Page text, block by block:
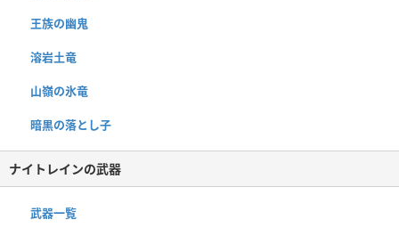
王族の幽鬼
溶岩土竜
山嶺の氷竜
暗黒の落とし子
ナイトレインの武器
武器一覧